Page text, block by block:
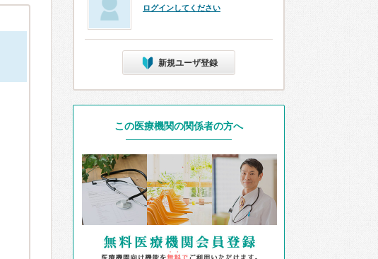
ログインしてください
新規ユーザ登録
この医療機関の関係者の方へ